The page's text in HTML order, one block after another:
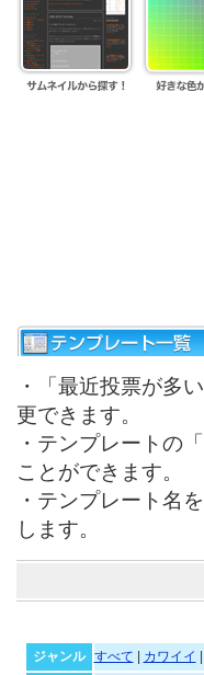
・「最近投票が多
更できます。
・テンプレートの
ことができます。
・テンプレート名
します。
ジャンル すべて カワイイ